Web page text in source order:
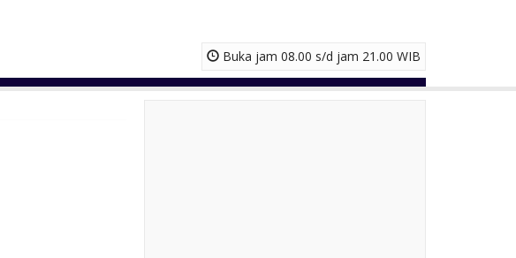
Buka jam 08.00 s/d jam 21.00 WIB